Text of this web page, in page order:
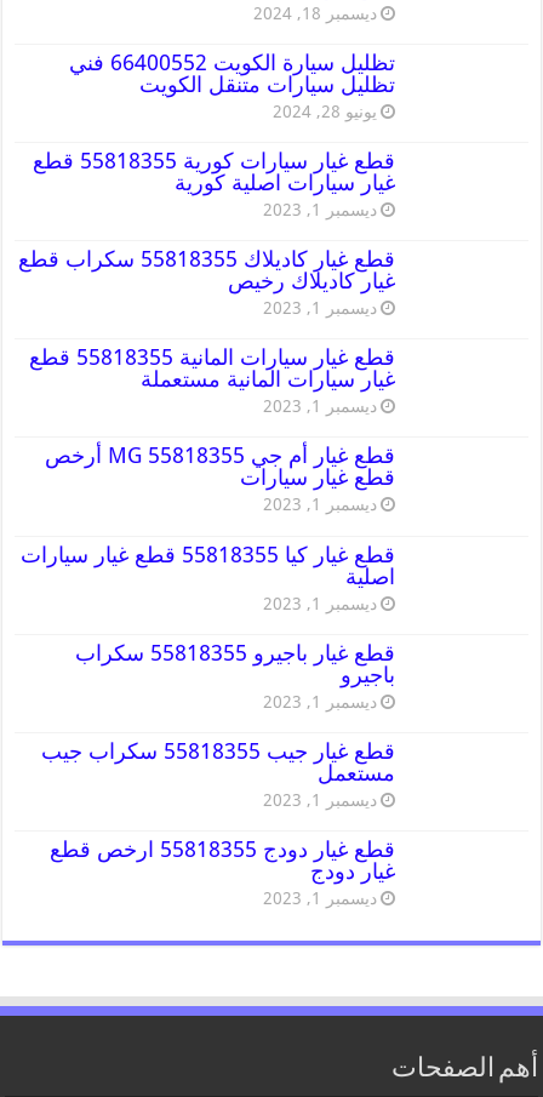
ديسمبر 18, 2024
تظليل سيارة الكويت 66400552 فني
تظليل سيارات متنقل الكويت
يونيو 28, 2024
قطع غيار سيارات كورية 55818355 قطع
غيار سيارات اصلية كورية
ديسمبر 1, 2023
قطع غيار كاديلاك 55818355 سكراب قطع
غيار كاديلاك رخيص
ديسمبر 1, 2023
قطع غيار سيارات المانية 55818355 قطع
غيار سيارات المانية مستعملة
ديسمبر 1, 2023
قطع غيار أم جي MG 55818355 أرخص
قطع غيار سيارات
ديسمبر 1, 2023
قطع غيار كيا 55818355 قطع غيار سيارات
اصلية
ديسمبر 1, 2023
قطع غيار باجيرو 55818355 سكراب
باجيرو
ديسمبر 1, 2023
قطع غيار جيب 55818355 سكراب جيب
مستعمل
ديسمبر 1, 2023
قطع غيار دودج 55818355 ارخص قطع
غيار دودج
ديسمبر 1, 2023
أهم الصفحات